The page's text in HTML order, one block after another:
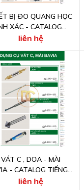
BỊ ĐO QUANG HỌC
XÁC - CATALOG
NHẬT ONLINE
liên hệ
C , DOA - MÀI
- CATALOG TIẾNG
ONLINE
liên hệ